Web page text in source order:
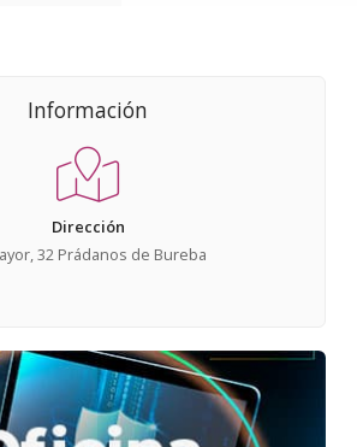
Información
Dirección
32 Prádanos de Bureba